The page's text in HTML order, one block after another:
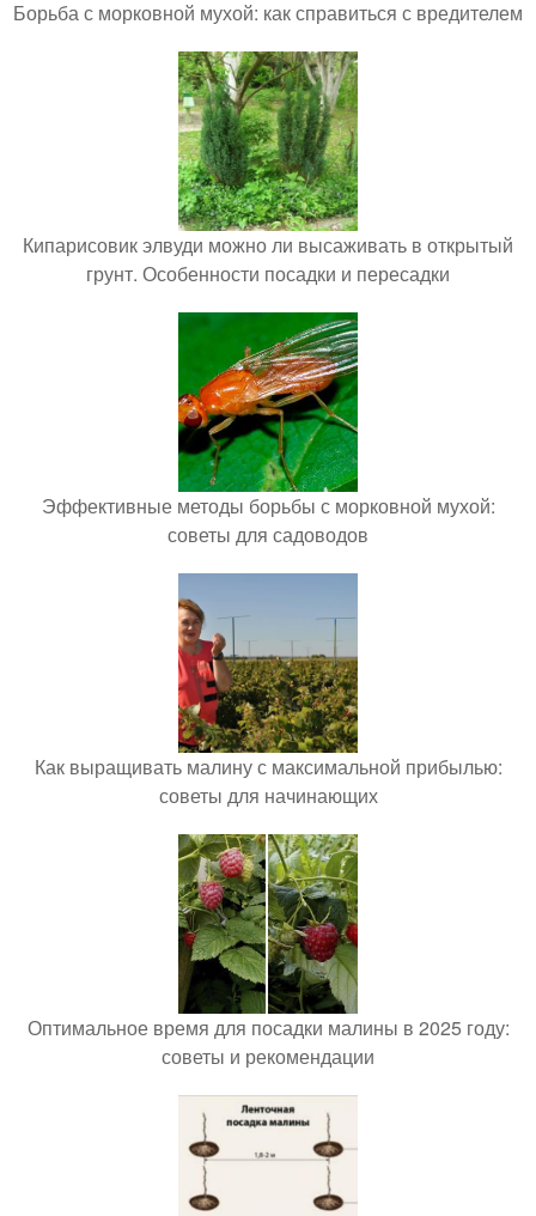
Борьба с морковной мухой: как справиться с вредителем
Кипарисовик элвуди можно ли высаживать в открытый
грунт. Особенности посадки и пересадки
Эффективные методы борьбы с морковной мухой:
советы для садоводов
Как выращивать малину с максимальной прибылью:
советы для начинающих
Оптимальное время для посадки малины в 2025 году:
советы и рекомендации